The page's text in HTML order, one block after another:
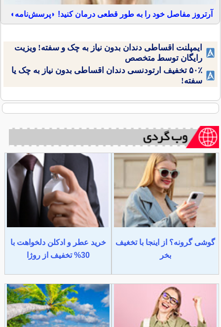
آرتروز مفاصل خود را به طور قطعی درمان کنید! ◗پرسش‌نامه◖
ایمپلنت اقساطی دندان بدون نیاز به چک و سفته! ویزیت
رایگان توسط متخصص
۵۰٪ تخفیف ارتودنسی دندان اقساطی بدون نیاز به چک یا
سفته!
گوشی گرونه؟ از اینجا با تخغیف
بخر
خرید عطر و ادکلن دلخواهت با
30% تخفیف از روژا